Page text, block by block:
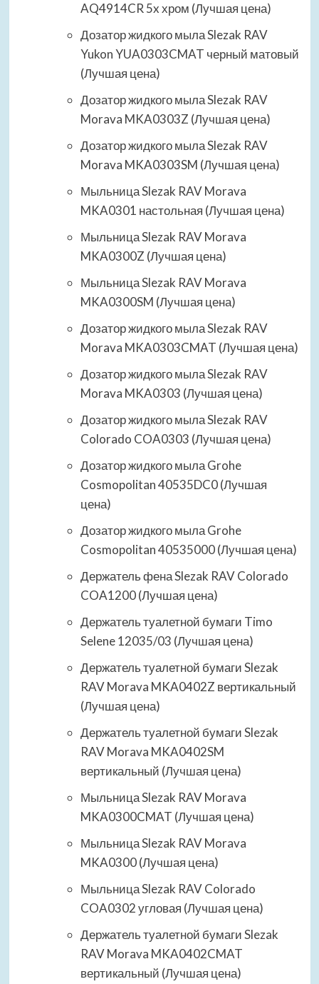
AQ4914CR 5x хром (Лучшая цена)
Дозатор жидкого мыла Slezak RAV
Yukon YUA0303CMAT черный матовый
(Лучшая цена)
Дозатор жидкого мыла Slezak RAV
Morava MKA0303Z (Лучшая цена)
Дозатор жидкого мыла Slezak RAV
Morava MKA0303SM (Лучшая цена)
Мыльница Slezak RAV Morava
MKA0301 настольная (Лучшая цена)
Мыльница Slezak RAV Morava
MKA0300Z (Лучшая цена)
Мыльница Slezak RAV Morava
MKA0300SM (Лучшая цена)
Дозатор жидкого мыла Slezak RAV
Morava MKA0303CMAT (Лучшая цена)
Дозатор жидкого мыла Slezak RAV
Morava MKA0303 (Лучшая цена)
Дозатор жидкого мыла Slezak RAV
Colorado COA0303 (Лучшая цена)
Дозатор жидкого мыла Grohe
Cosmopolitan 40535DC0 (Лучшая
цена)
Дозатор жидкого мыла Grohe
Cosmopolitan 40535000 (Лучшая цена)
Держатель фена Slezak RAV Colorado
COA1200 (Лучшая цена)
Держатель туалетной бумаги Timo
Selene 12035/03 (Лучшая цена)
Держатель туалетной бумаги Slezak
RAV Morava MKA0402Z вертикальный
(Лучшая цена)
Держатель туалетной бумаги Slezak
RAV Morava MKA0402SM
вертикальный (Лучшая цена)
Мыльница Slezak RAV Morava
MKA0300CMAT (Лучшая цена)
Мыльница Slezak RAV Morava
MKA0300 (Лучшая цена)
Мыльница Slezak RAV Colorado
COA0302 угловая (Лучшая цена)
Держатель туалетной бумаги Slezak
RAV Morava MKA0402CMAT
вертикальный (Лучшая цена)